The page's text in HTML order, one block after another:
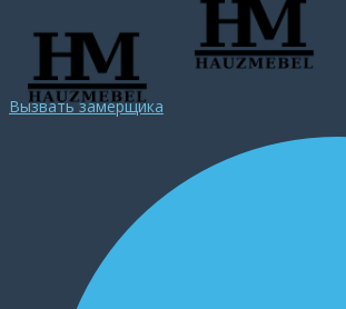
Вызвать замерщика